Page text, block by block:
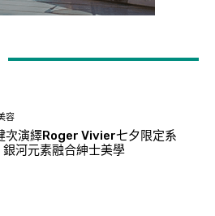
容
次演繹Roger Vivier七夕限定系
河元素融合紳士美學